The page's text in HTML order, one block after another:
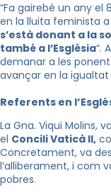
“Fa gairebé un any el
en la lluita feminista
s’està donant a la
també a l’Església“.
demanar a les
avançar en la
Referents en
La Gna. Viqui Molins,
el Concili Vaticà II,
Concretament, va
l’alliberament, i com
pobres.